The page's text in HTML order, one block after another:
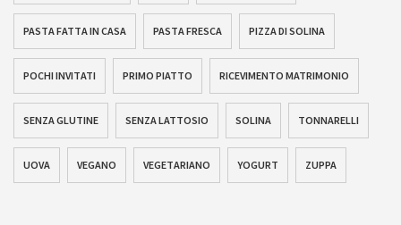
PASTA FATTA IN CASA PASTA FRESCA PIZZA DI SOLINA
POCHI INVITATI PRIMO PIATTO RICEVIMENTO MATRIMONIO
SENZA GLUTINE SENZA LATTOSIO SOLINA TONNARELLI
UOVA VEGANO VEGETARIANO YOGURT ZUPPA